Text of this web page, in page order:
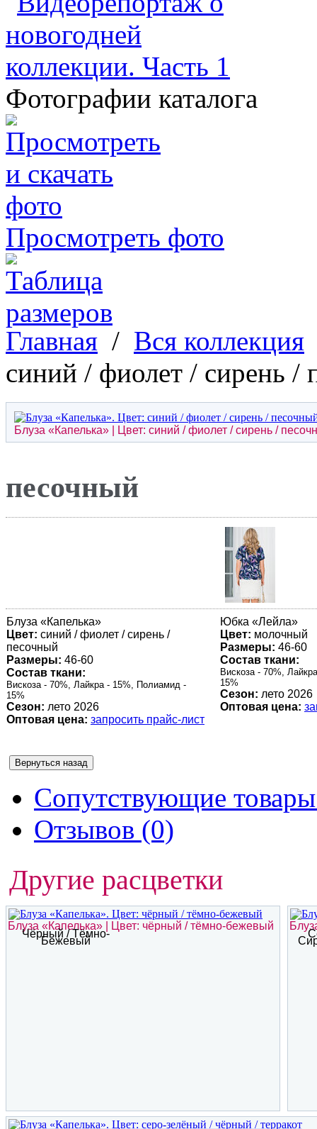
Фотографии каталога
Просмотреть фото
Главная / Вся коллекция
синий / фиолет / сирень /
Блуза «Капелька» | Цвет: синий / фиолет / сирень /
песочный
Блуза «Капелька»
Цвет: синий / фиолет / сирень /
песочный
Размеры: 46-60
Состав ткани:
Вискоза - 70%, Лайкра - 15%, Полиамид -
15%
Сезон: лето 2026
Оптовая цена: запросить прайс-лист
Юбка «Лейла»
Цвет: молочный
Размеры: 46-60
Состав ткани:
Вискоза - 70%,
15%
Сезон: лето 2026
Оптовая цена:
Сопутствующие
Отзывов (0)
Другие расцветки
Блуза «Капелька» | Цвет: чёрный / тёмно-бежевый
Чёрный / Тёмно-
Бежевый